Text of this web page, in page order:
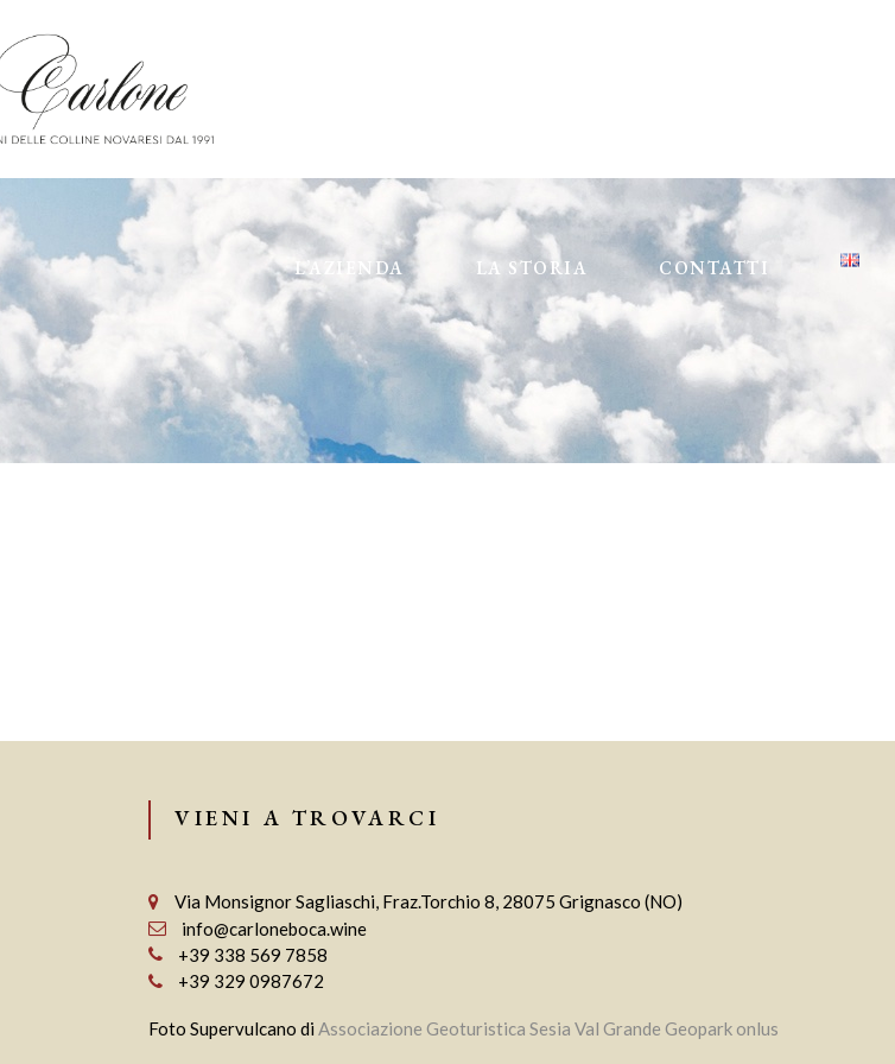
L’AZIENDA LA STORIA CONTATTI
VIENI A TROVARCI
Via Monsignor Sagliaschi, Fraz.Torchio 8, 28075 Grignasco (NO)
info@carloneboca.wine
+39 338 569 7858
+39 329 0987672
Foto Supervulcano di Associazione Geoturistica Sesia Val Grande Geopark onlus